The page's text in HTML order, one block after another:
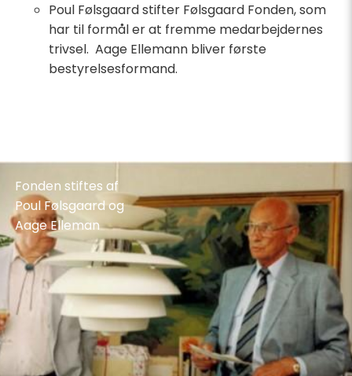
Poul Følsgaard stifter Følsgaard Fonden, som
har til formål er at fremme medarbejdernes
trivsel. Aage Ellemann bliver første
bestyrelsesformand.